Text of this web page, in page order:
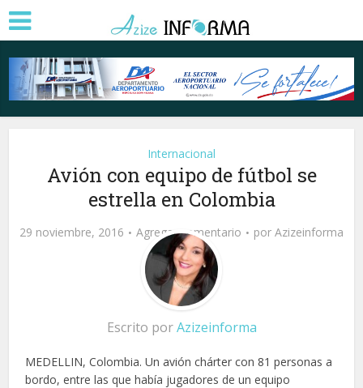
Internacional
Avión con equipo de fútbol se
estrella en Colombia
29 noviembre, 2016 Agregar comentario por Azizeinforma
Escrito porAzizeinforma
MEDELLIN, Colombia. Un avión chárter con 81 personas a
bordo, entre las que había jugadores de un equipo